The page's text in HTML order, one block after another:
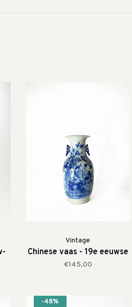
Vintage
Chinese vaas - 19e eeuwse
€145,00
-48%